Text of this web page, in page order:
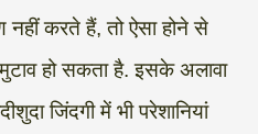
नहीं करते हैं, तो ऐसा होने से
हो सकता है. इसके अलावा
जिंदगी में भी परेशानियां